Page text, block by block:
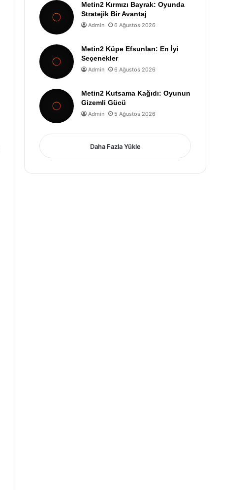
Metin2 Kırmızı Bayrak: Oyunda
Stratejik Bir Avantaj
Admin 6 Ağustos 2026
Metin2 Küpe Efsunları: En İyi
Seçenekler
Admin 6 Ağustos 2026
Metin2 Kutsama Kağıdı: Oyunun
Gizemli Gücü
Admin 5 Ağustos 2026
Daha Fazla Yükle